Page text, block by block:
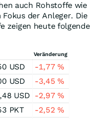
auch Rohstoffe wie
der Anleger. Die
zeigen heute folgende
Veränderung
USD -1,77%
USD -3,45%
USD -2,97%
PKT -2,52%